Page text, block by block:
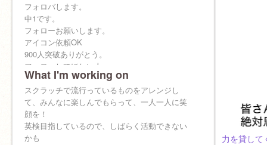
フォロバします。
中1です。
フォローお願いします。
アイコン依頼OK
900人突破ありがとう。
フォローしてほしい人
ink_daoさん
https://scratch.mit.edu/users/ink_dao
アイコン変えたけど、詳しくは、あともうちょ
っとで出す作品を見てね！！
What I'm working on
スクラッチで流行っているものをアレンジし
て、みんなに楽しんでもらって、一人一人に笑
顔を！
英検目指しているので、しばらく活動できない
かも
力を貸して